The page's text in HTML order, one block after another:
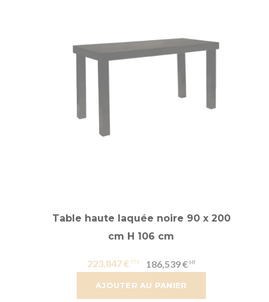
AJOUTER AU PANIER
Table haute laquée noire 90 x 200
cm H 106 cm
223,847 € 186,539 €